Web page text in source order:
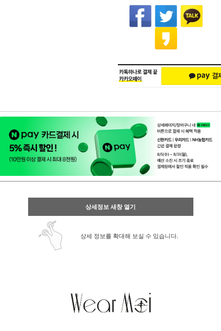
상세정보 새창 열기
상세 정보를 확대해 보실 수 있습니다.